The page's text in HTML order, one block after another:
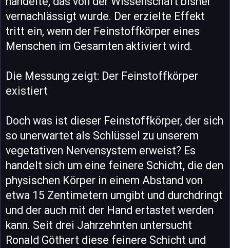
vernachlässigt wurde. Der erzielte Effekt
tritt ein, wenn der Feinstoffkörper eines
Menschen im Gesamten aktiviert wird.
Die Messung zeigt: Der Feinstoffkörper
existiert
Doch was ist dieser Feinstoffkörper, der sich
so unerwartet als Schlüssel zu unserem
vegetativen Nervensystem erweist? Es
handelt sich um eine feinere Schicht, die den
physischen Körper in einem Abstand von
etwa 15 Zentimetern umgibt und durchdringt
und der auch mit der Hand ertastet werden
kann. Seit drei Jahrzehnten untersucht
Ronald Göthert diese feinere Schicht und